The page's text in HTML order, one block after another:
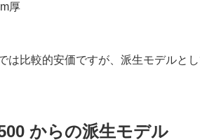
厚
は比較的安価ですが、派生モデルと
からの派生モデル